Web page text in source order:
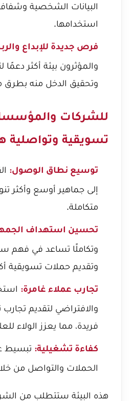
البيانات الشخصية
استخدامها.
فرص جديدة للإبداع
والمؤثرون بيئة أكثر
وتحقيق الدخل منه بطرق
للشركات
تسويقية وتواصلية
توسيع نطاق الوصول:
إلى جماهير أوسع وأكثر
متكاملة.
تحسين استهداف
وتكاملًا تساعد في فهم
وتقديم حملات تسويقية
تجارب عملاء غامرة:
والافتراضي لتقديم
فريدة، مما يعزز الولاء
كفاءة تشغيلية: تبسيط
الحملات والتواصل من
هذه البيئة ستتطلب من